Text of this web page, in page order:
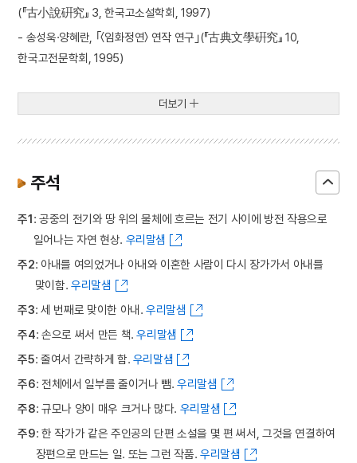
(『古小說硏究』 3, 한국고소설학회, 1997)
- 송성욱·양혜란, ｢〈임화정연〉 연작 연구｣(『古典文學硏究』 10,
한국고전문학회, 1995)
더보기
주석
주1 : 공중의 전기와 땅 위의 물체에 흐르는 전기 사이에 방전 작용으로
일어나는 자연 현상. 우리말샘
주2: 아내를 여의었거나 아내와 이혼한 사람이 다시 장가가서 아내를
맞이함. 우리말샘
주3: 세 번째로 맞이한 아내.우리말샘
주4: 손으로 써서 만든 책.우리말샘
주5: 줄여서 간략하게 함. 우리말샘
주6: 전체에서 일부를 줄이거나 뺌.우리말샘
주8: 규모나 양이 매우 크거나 많다. 우리말샘
주9: 한 작가가 같은 주인공의 단편 소설을 몇 편 써서, 그것을 연결하여
장편으로 만드는 일. 또는 그런 작품.우리말샘